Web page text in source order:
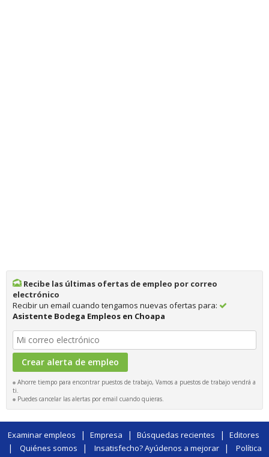
Recibe las últimas ofertas de empleo por correo
electrónico
Recibir un email cuando tengamos nuevas ofertas para:
Asistente Bodega Empleos en Choapa
Ahorre tiempo para encontrar puestos de trabajo, Vamos a puestos de trabajo vendrá a
ti.
Puedes cancelar las alertas por email cuando quieras.
Examinar empleos | Empresa | Búsquedas recientes | Editores
| Quiénes somos | Insatisfecho? Ayúdenos a mejorar|
Política